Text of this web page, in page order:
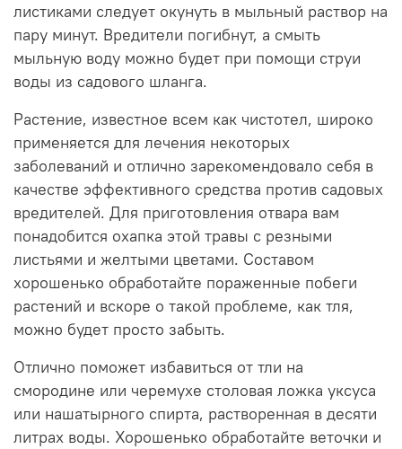
листиками следует окунуть в мыльный раствор на
пару минут. Вредители погибнут, а смыть
мыльную воду можно будет при помощи струи
воды из садового шланга.
Растение, известное всем как чистотел, широко
применяется для лечения некоторых
заболеваний и отлично зарекомендовало себя в
качестве эффективного средства против садовых
вредителей. Для приготовления отвара вам
понадобится охапка этой травы с резными
листьями и желтыми цветами. Составом
хорошенько обработайте пораженные побеги
растений и вскоре о такой проблеме, как тля,
можно будет просто забыть.
Отлично поможет избавиться от тли на
смородине или черемухе столовая ложка уксуса
или нашатырного спирта, растворенная в десяти
литрах воды. Хорошенько обработайте веточки и